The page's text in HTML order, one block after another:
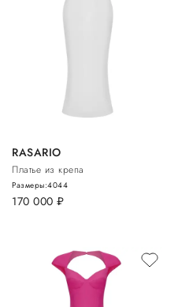
RASARIO
Платье из крепа
170 000 руб.
Размеры:4044